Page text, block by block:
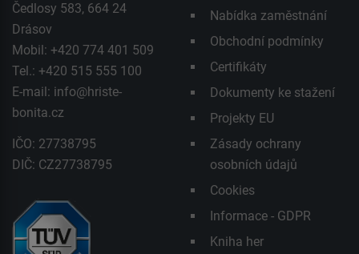
Čedlosy 583, 664 24
Drásov
Mobil: +420 774 401 509
Tel.: +420 515 555 100
E-mail: info@hriste-
bonita.cz
IČO: 27738795
DIČ: CZ27738795
Nabídka zaměstnání
Obchodní podmínky
Certifikáty
Dokumenty ke stažení
Projekty EU
Zásady ochrany
osobních údajů
Cookies
Informace - GDPR
Kniha her